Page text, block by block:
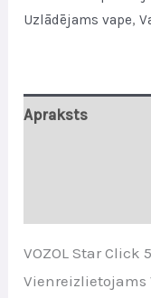
Stock
Uzlādējams vape,
Apraksts
VOZOL Star Click
Vienreizlietojams